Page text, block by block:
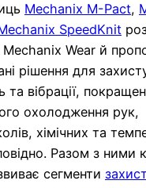
Mechanix M-Pact,
SpeedKnit
Mechanix Wear й
рішення для
вібрації,
охолодження рук,
хімічних та
Разом з ними
сегменти